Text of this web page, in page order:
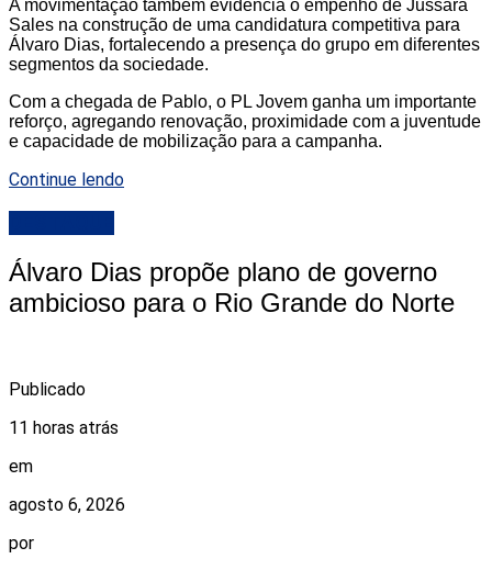
A movimentação também evidencia o empenho de Jussara
Sales na construção de uma candidatura competitiva para
Álvaro Dias, fortalecendo a presença do grupo em diferentes
segmentos da sociedade.
Com a chegada de Pablo, o PL Jovem ganha um importante
reforço, agregando renovação, proximidade com a juventude
e capacidade de mobilização para a campanha.
Continue lendo
Álvaro Dias propõe plano de governo
ambicioso para o Rio Grande do Norte
Publicado
11 horas atrás
em
agosto 6, 2026
por